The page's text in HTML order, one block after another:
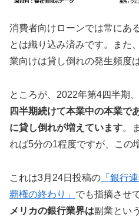
消費者向けローンでは常にあ
とは織り込み済みです。また
業向けは貸し倒れの発生頻度
ところが、2022年第4四半期
四半期続けて本業中の本業で
に貸し倒れが増えています。
れば5分の1程度ですが、この
これは3月24日投稿の 「銀行
覇権の終わり」 でも指摘させ
メリカの銀行業界は副業とい